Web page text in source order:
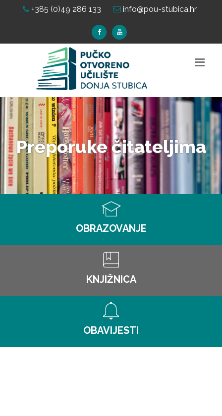
+385 (0)49 286 133 info@pou-stubica.hr
Preporuke čitateljima
OBRAZOVANJE
KNJIŽNICA
OBAVIJESTI